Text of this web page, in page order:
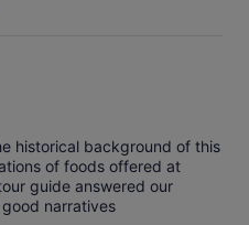
historical background of this
of foods offered at
guide answered our
narratives